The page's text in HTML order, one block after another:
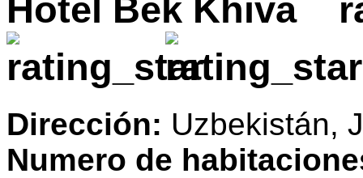
Hotel Bek Khiva
Dirección: Uzbekistán,
Numero de